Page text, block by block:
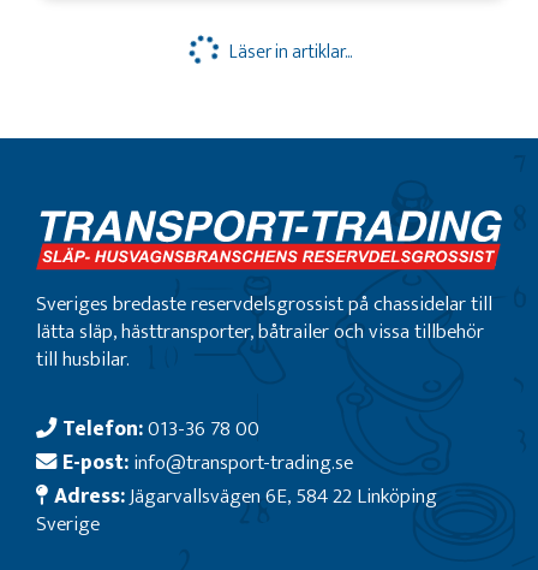
Läser in artiklar...
Sveriges bredaste reservdelsgrossist på chassidelar till
lätta släp, hästtransporter, båtrailer och vissa tillbehör
till husbilar.
Telefon:013-36 78 00
E-post:info@transport-trading.se
Adress:Jägarvallsvägen 6E, 584 22 Linköping
Sverige